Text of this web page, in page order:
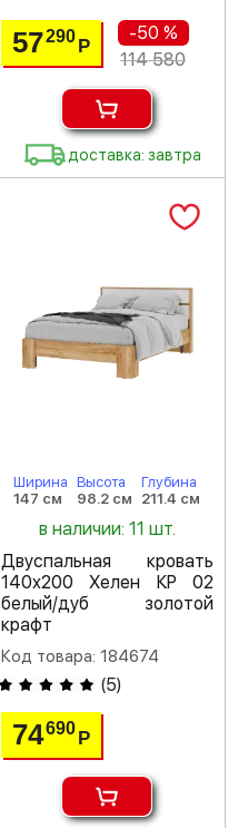
57290 Р
-50 %
114 580
доставка: завтра
Ширина
147 см
Высота
98.2 см
Глубина
211.4 см
в наличии: 11 шт.
Двуспальная кровать
140х200 Хелен КР 02
белый/дуб золотой
крафт
Код товара: 184674
(5)
74690 Р